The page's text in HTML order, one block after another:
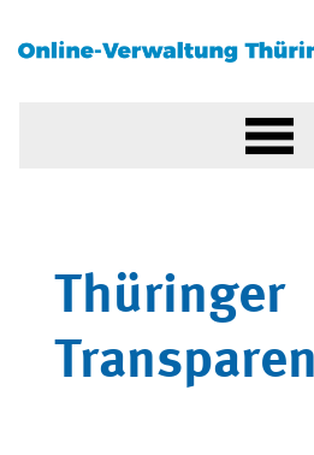
Thüringer